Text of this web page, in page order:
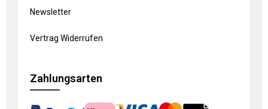
Newsletter
Vertrag Widerrufen
Zahlungsarten